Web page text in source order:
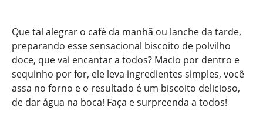
Que tal alegrar o café da manhã ou lanche da tarde,
preparando esse sensacional biscoito de polvilho
doce, que vai encantar a todos? Macio por dentro e
sequinho por for, ele leva ingredientes simples, você
assa no forno e o resultado é um biscoito delicioso,
de dar água na boca! Faça e surpreenda a todos!